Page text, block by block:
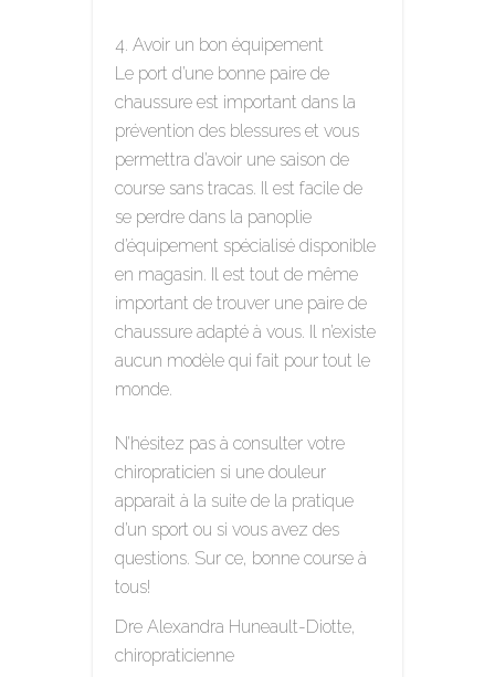
Avoir un bon équipement
Le port d’une bonne paire de
chaussure est important dans la
prévention des blessures et vous
permettra d’avoir une saison de
course sans tracas. Il est facile de
se perdre dans la panoplie
d’équipement spécialisé disponible
en magasin. Il est tout de même
important de trouver une paire de
chaussure adapté à vous. Il n’existe
aucun modèle qui fait pour tout le
monde.
N’hésitez pas à consulter votre
chiropraticien si une douleur
apparait à la suite de la pratique
d’un sport ou si vous avez des
questions. Sur ce, bonne course à
tous!
Dre Alexandra Huneault-Diotte,
chiropraticienne